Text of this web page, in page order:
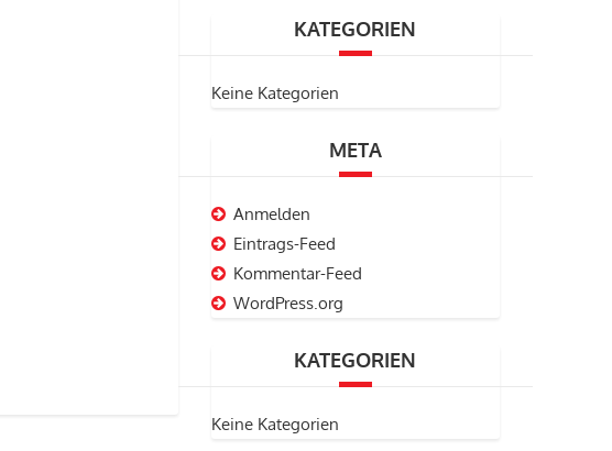
KATEGORIEN
Keine Kategorien
META
Anmelden
Eintrags-Feed
Kommentar-Feed
WordPress.org
KATEGORIEN
Keine Kategorien